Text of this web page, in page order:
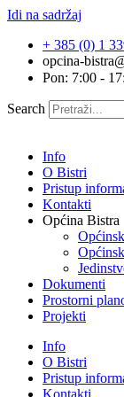
Idi na sadržaj
+ 385 (0) 1
opcina-
Pon: 7:00 -
Search
Info
O Bistri
Pristup
Kontakti
Općina Bistra
Dokumenti
Prostorni
Projekti
Info
O Bistri
Pristup
Kontakti